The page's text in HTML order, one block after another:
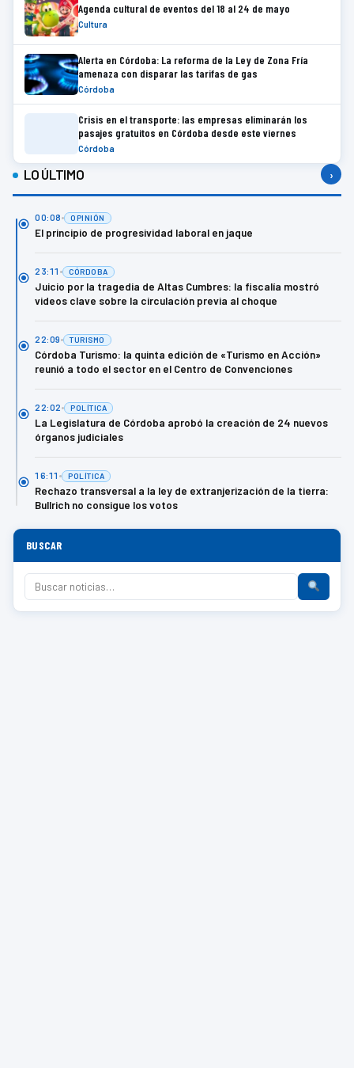
Agenda cultural de eventos del 18 al 24 de mayo
Cultura
Alerta en Córdoba: La reforma de la Ley de Zona Fría
amenaza con disparar las tarifas de gas
Córdoba
Crisis en el transporte: las empresas eliminarán los
pasajes gratuitos en Córdoba desde este viernes
Córdoba
LO ÚLTIMO ›
00:08 OPINIÓN
El principio de progresividad laboral en jaque
23:11 CÓRDOBA
Juicio por la tragedia de Altas Cumbres: la fiscalía mostró
videos clave sobre la circulación previa al choque
22:09 TURISMO
Córdoba Turismo: la quinta edición de «Turismo en Acción»
reunió a todo el sector en el Centro de Convenciones
22:02 POLÍTICA
La Legislatura de Córdoba aprobó la creación de 24 nuevos
órganos judiciales
16:11 POLÍTICA
Rechazo transversal a la ley de extranjerización de la tierra:
Bullrich no consigue los votos
BUSCAR